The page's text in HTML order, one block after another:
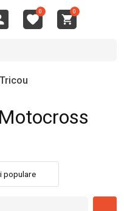
0 0
Tricou
populare